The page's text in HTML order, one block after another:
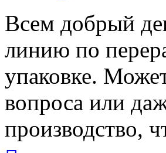
Всем добрый
линию по
упаковке.
вопроса или
производство,